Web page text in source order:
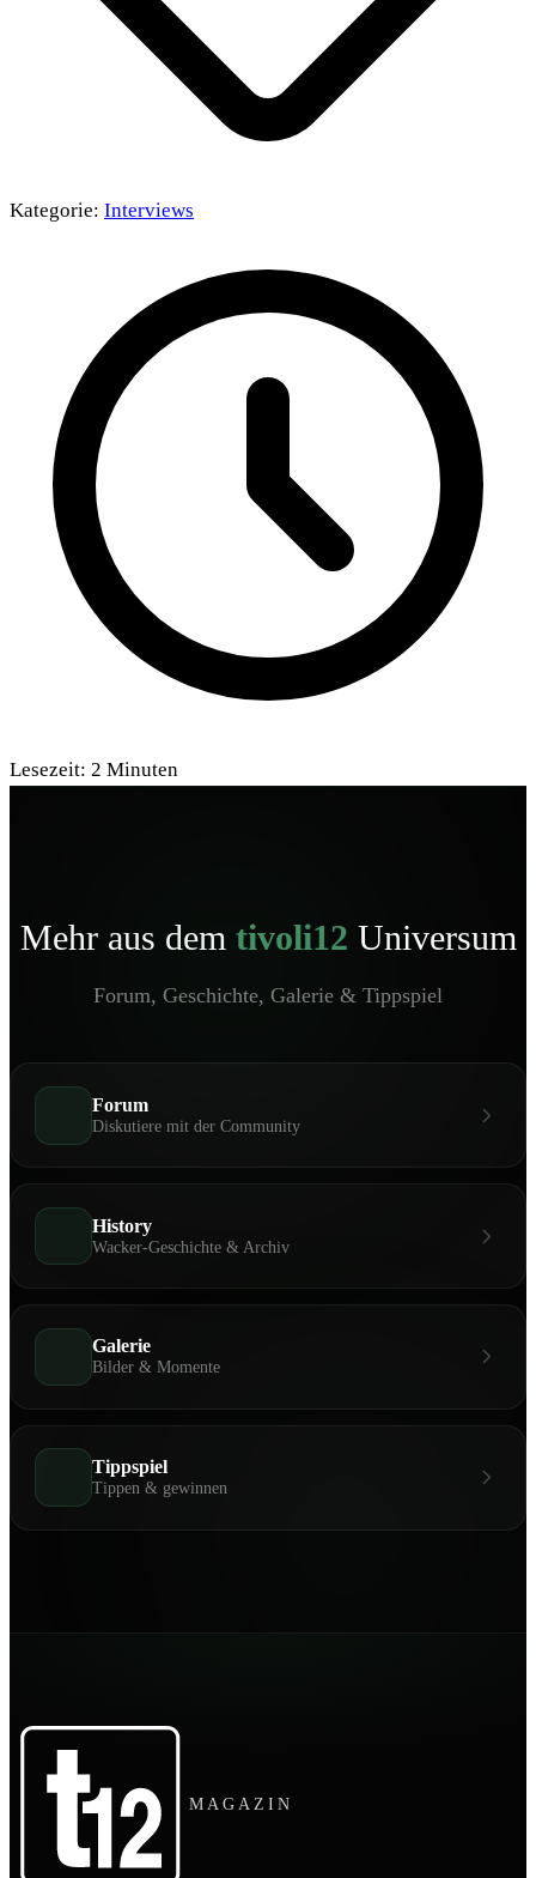
Kategorie: Interviews
Lesezeit: 2 Minuten
Mehr aus dem tivoli12 Universum
Forum, Geschichte, Galerie & Tippspiel
Forum
Diskutiere mit der Community
History
Wacker-Geschichte & Archiv
Galerie
Bilder & Momente
Tippspiel
Tippen & gewinnen
MAGAZIN